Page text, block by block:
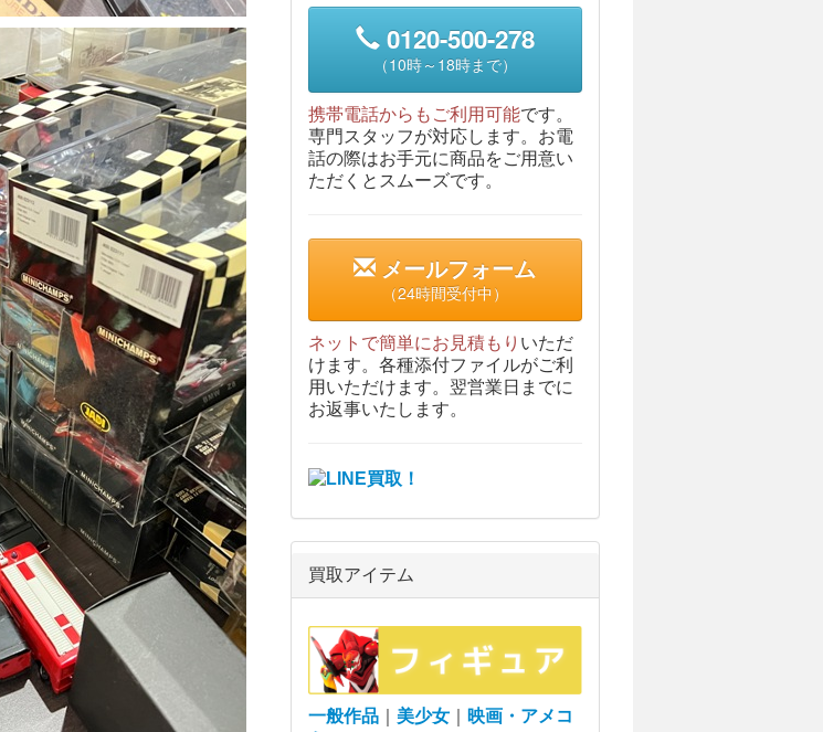
0120-500-278
（10時～18時まで）
携帯電話からもご利用可能です。
専門スタッフが対応します。お電
話の際はお手元に商品をご用意い
ただくとスムーズです。
メールフォーム
（24時間受付中）
ネットで簡単にお見積もり いただ
けます。各種添付ファイルがご利
用いただけます。翌営業日までに
お返事いたします。
買取アイテム
一般作品｜ 美少女｜
映画・アメコ